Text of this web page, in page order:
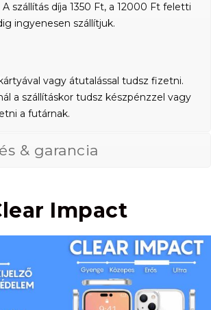
szállítás díja 1350 Ft, a 12000 Ft feletti
ingyenesen szállítjuk.
vagy átutalással tudsz fizetni.
a szállításkor tudsz készpénzzel vagy
a futárnak.
& garancia
Impact